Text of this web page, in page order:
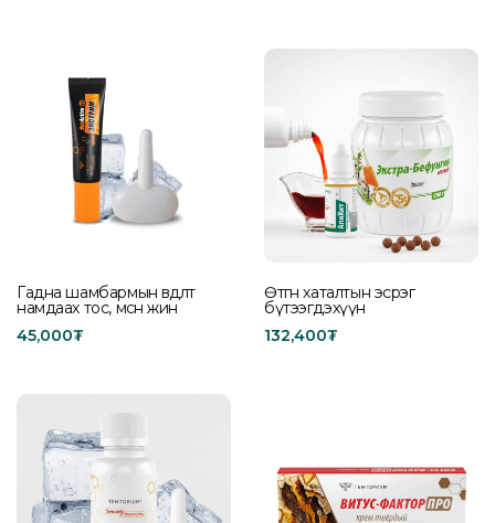
Гадна шамбармын өвдөлт
намдаах тос, мөсөн жин
45,000₮
Өтгөн хаталтын эсрэг
бүтээгдэхүүн
132,400₮